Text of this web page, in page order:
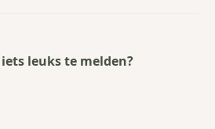
leuks te melden?